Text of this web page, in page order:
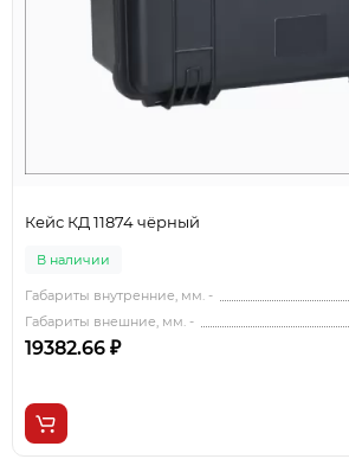
Кейс КД 11874 чёрный
В наличии
Габариты внутренние, мм. -
Габариты внешние, мм. -
19382.66 ₽